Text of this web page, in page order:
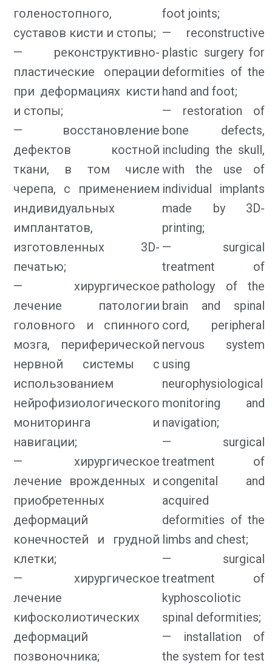
голеностопного,
суставов кисти и стопы;
— реконструктивно-
пластические операции
при деформациях кисти
и стопы;
— восстановление
дефектов костной
ткани, в том числе
черепа, с применением
индивидуальных
имплантатов,
изготовленных 3D-
печатью;
— хирургическое
лечение патологии
головного и спинного
мозга, периферической
нервной системы с
использованием
нейрофизиологического
мониторинга и
навигации;
— хирургическое
лечение врожденных и
приобретенных
деформаций
конечностей и грудной
клетки;
— хирургическое
лечение
кифосколиотических
деформаций
позвоночника;
foot joints;
— reconstructive
plastic surgery for
deformities of the
hand and foot;
— restoration of
bone defects,
including the skull,
with the use of
individual implants
made by 3D-
printing;
— surgical
treatment of
pathology of the
brain and spinal
cord, peripheral
nervous system
using
neurophysiological
monitoring and
navigation;
— surgical
treatment of
congenital and
acquired
deformities of the
limbs and chest;
— surgical
treatment of
kyphoscoliotic
spinal deformities;
— installation of
the system for test